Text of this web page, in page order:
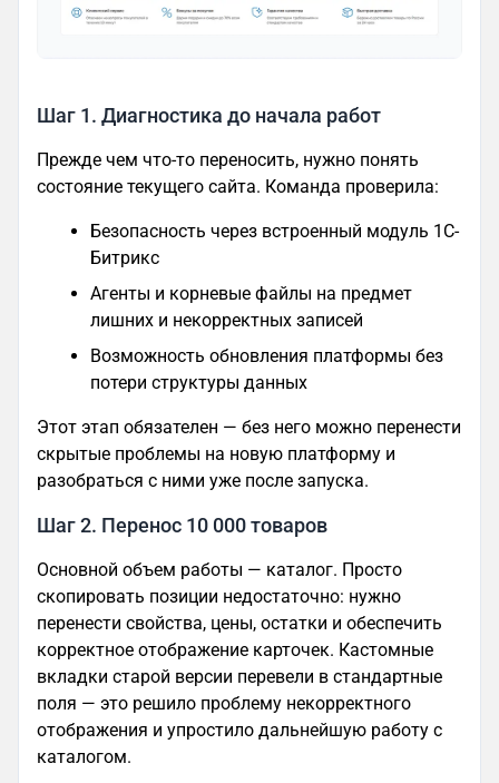
Шаг 1. Диагностика до начала работ
Прежде чем что-то переносить, нужно понять
состояние текущего сайта. Команда проверила:
Безопасность через встроенный модуль 1С-
Битрикс
Агенты и корневые файлы на предмет
лишних и некорректных записей
Возможность обновления платформы без
потери структуры данных
Этот этап обязателен — без него можно перенести
скрытые проблемы на новую платформу и
разобраться с ними уже после запуска.
Шаг 2. Перенос 10 000 товаров
Основной объем работы — каталог. Просто
скопировать позиции недостаточно: нужно
перенести свойства, цены, остатки и обеспечить
корректное отображение карточек. Кастомные
вкладки старой версии перевели в стандартные
поля — это решило проблему некорректного
отображения и упростило дальнейшую работу с
каталогом.